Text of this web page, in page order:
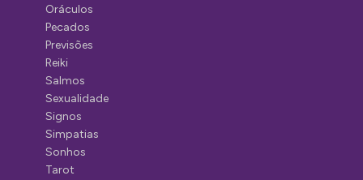
Oráculos
Pecados
Previsões
Reiki
Salmos
Sexualidade
Signos
Simpatias
Sonhos
Tarot